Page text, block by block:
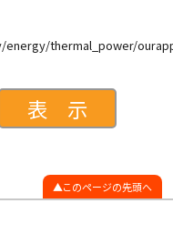
thermal_power/
表 示
このページの先頭へ